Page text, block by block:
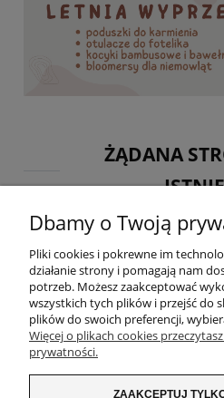
ŻĄDANA
Przepraszam, nie znaleziono strony,
Jeśli szukasz konkretnego produktu,
lub przejdź do strony głównej
ZAKUPY
Dbamy o Twoją
Pliki cookies i pokrewne im
działanie strony i pomagają nam
potrzeb. Możesz zaakceptować
wszystkich tych plików i przejść do
plików do swoich preferencji,
Więcej o plikach cookies
prywatności.
ZAAKCEPTUJ